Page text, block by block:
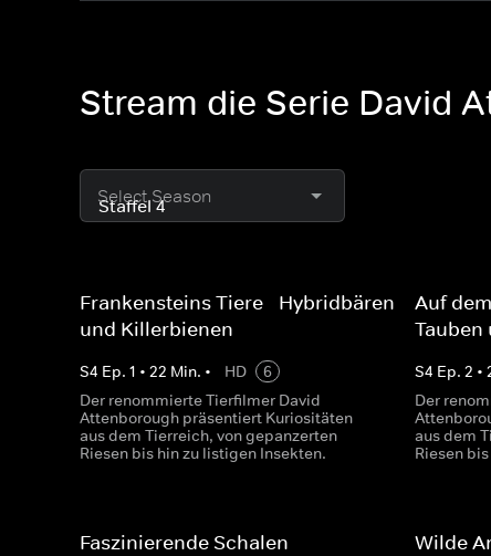
Stream die Serie David
Select Season
Frankensteins Tiere - Hybridbären
und Killerbienen
S4 Ep. 1 • 22 Min. • HD
6
Der renommierte Tierfilmer David
Attenborough präsentiert Kuriositäten
aus dem Tierreich, von gepanzerten
Riesen bis hin zu listigen Insekten.
Auf
Tauben
S4 Ep.2 •
Der
aus dem
Riesen
Faszinierende Schalen -
Wilde